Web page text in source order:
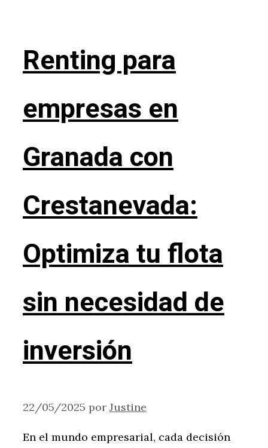
Renting para
empresas en
Granada con
Crestanevada:
Optimiza tu flota
sin necesidad de
inversión
22/05/2025 por Justine
En el mundo empresarial, cada decisión